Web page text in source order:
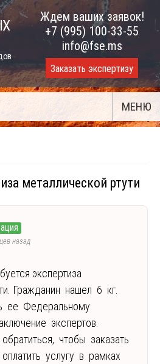
Ждем ваших заявок!
+7 (995) 100-33-55
info@fse.ms
Заказать экспертизу
МЕНЮ
металлической ртути
назад
экспертиза
Гражданин нашел 6 кг.
ее Федеральному
экспертов.
чтобы заказать
услугу в рамках